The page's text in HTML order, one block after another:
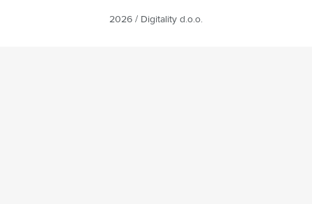
2026 / Digitality d.o.o.